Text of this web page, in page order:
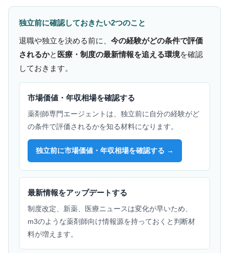
独立前に確認しておきたい2つのこと
退職や独立を決める前に、 今の経験がどの条件で評価
されるかと 医療・制度の最新情報を追える環境を確認
しておきます。
市場価値・年収相場を確認する
薬剤師専門エージェントは、独立前に自分の経験がど
の条件で評価されるかを知る材料になります。
独立前に市場価値・年収相場を確認する →
最新情報をアップデートする
制度改定、新薬、医療ニュースは変化が早いため、
m3のような薬剤師向け情報源を持っておくと判断材
料が増えます。